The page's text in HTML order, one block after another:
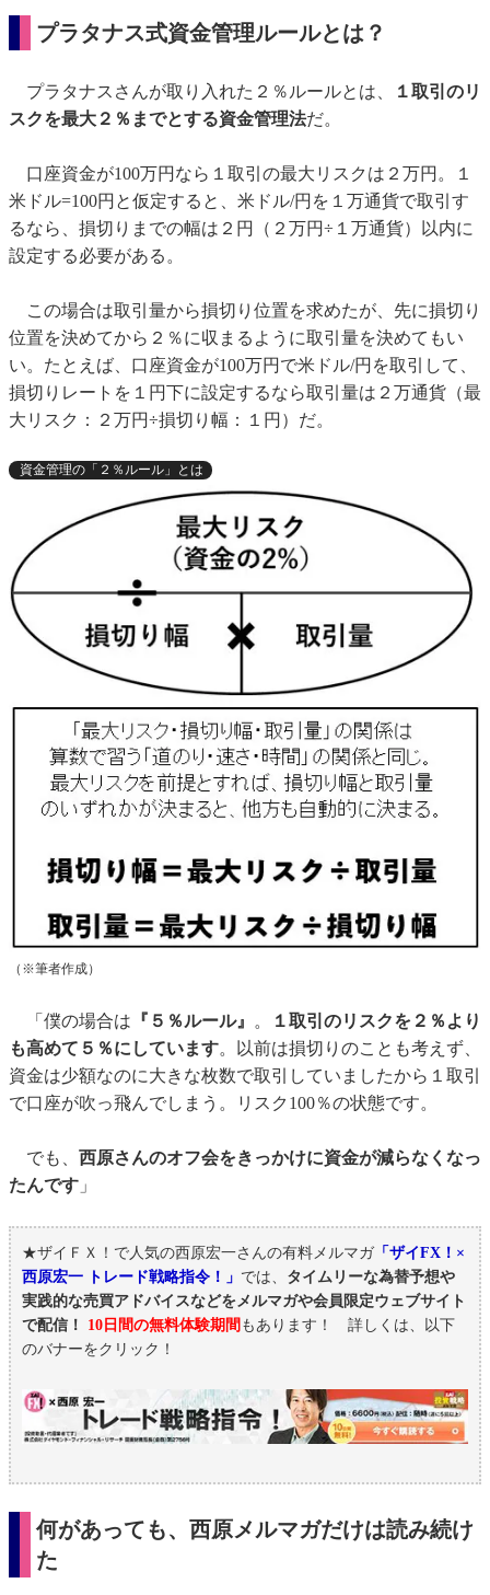
プラタナス式資金管理ルールとは？
プラタナスさんが取り入れた２％ルールとは、
１取引のリ
スクを最大２％までとする資金管理法だ。
口座資金が100万円なら１取引の最大リスクは２万円。１
米ドル=100円と仮定すると、米ドル/円を１万通貨で取引す
るなら、損切りまでの幅は２円（２万円÷１万通貨）以内に
設定する必要がある。
この場合は取引量から損切り位置を求めたが、先に損切り
位置を決めてから２％に収まるように取引量を決めてもい
い。たとえば、口座資金が100万円で米ドル/円を取引して、
損切りレートを１円下に設定するなら取引量は２万通貨（最
大リスク：２万円÷損切り幅：１円）だ。
資金管理の「２％ルール」とは
（※筆者作成）
「僕の場合は 『５％ルール』 。
１取引のリスクを２％より
も高めて５％にしています。以前は損切りのことも考えず、
資金は少額なのに大きな枚数で取引していましたから１取引
で口座が吹っ飛んでしまう。リスク100％の状態です。
でも、 西原さんのオフ会をきっかけに資金が減らなくなっ
たんです 」
★ザイＦＸ！で人気の西原宏一さんの有料メルマガ「ザイFX！×
西原宏一 トレード戦略指令！」 では、 タイムリーな為替予想や
実践的な売買アドバイスなどをメルマガや会員限定ウェブサイト
で配信！
10日間の無料体験期間 もあります！ 詳しくは、以下
のバナーをクリック！
何があっても、西原メルマガだけは読み続け
た